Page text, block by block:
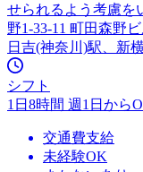
せられるよう考慮を
野1-33-11 町田森野
日吉(神奈川)駅、新
シフト
1日8時間 週1日から
交通費支給
未経験OK